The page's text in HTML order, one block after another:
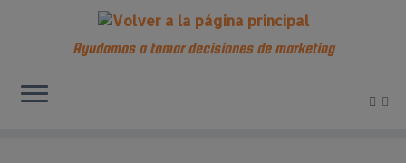
Ayudamos a tomar decisiones de marketing